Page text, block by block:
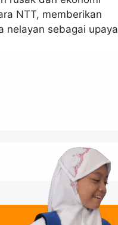
NTT, memberikan
nelayan sebagai upaya